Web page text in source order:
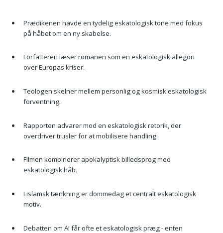
Prædikenen havde en tydelig eskatologisk tone med fokus
på håbet om en ny skabelse.
Forfatteren læser romanen som en eskatologisk allegori
over Europas kriser.
Teologen skelner mellem personlig og kosmisk eskatologisk
forventning.
Rapporten advarer mod en eskatologisk retorik, der
overdriver trusler for at mobilisere handling.
Filmen kombinerer apokalyptisk billedsprog med
eskatologisk håb.
I islamsk tænkning er dommedag et centralt eskatologisk
motiv.
Debatten om AI får ofte et eskatologisk præg - enten